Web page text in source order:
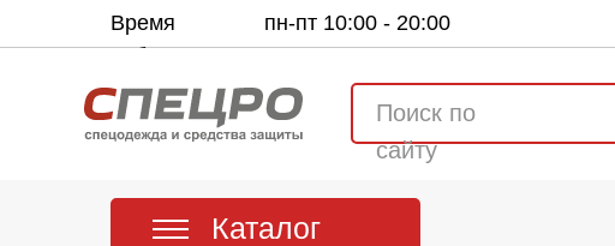
Время
работы:
пн-пт 10:00 - 20:00
Поиск по
сайту
Каталог